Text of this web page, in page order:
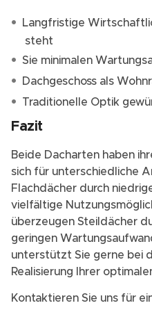
Langfristige
steht
Sie minimalen
Dachgeschoss als
Traditionelle Optik
Fazit
Beide Dacharten haben
sich für unterschiedliche
Flachdächer durch
vielfältige
überzeugen Steildächer
geringen
unterstützt Sie gerne bei
Realisierung Ihrer
Kontaktieren Sie uns für